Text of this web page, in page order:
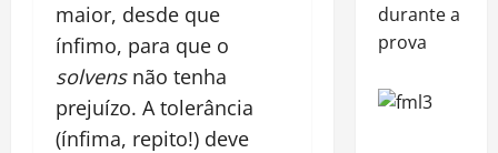
maior, desde que
ínfimo, para que o
solvensnão tenha
prejuízo. A tolerância
(ínfima, repito!) deve
durante a
prova